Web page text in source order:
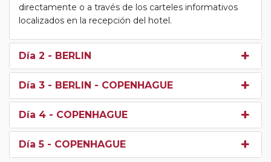
directamente o a través de los carteles informativos
localizados en la recepción del hotel.
Día 2 - BERLIN
Día 3 - BERLIN - COPENHAGUE
Día 4 - COPENHAGUE
Día 5 - COPENHAGUE